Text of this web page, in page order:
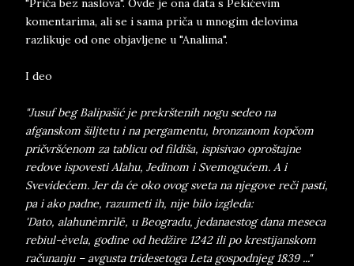
"Priča bez naslova". Ovde je ona data s Pekićevim
komentarima, ali se i sama priča u mnogim delovima
razlikuje od one objavljene u "Analima".
I deo
"Jusuf beg Balipašić je prekrštenih nogu sedeo na
afganskom šiljtetu i na pergamentu, bronzanom kopčom
pričvršćenom za tablicu od fildiša, ispisivao oproštajne
redove ispovesti Alahu, Jedinom i Svemogućem. A i
Svevidećem. Jer da će oko ovog sveta na njegove reči pasti,
pa i ako padne, razumeti ih, nije bilo izgleda:
'Dato, alahunèmrìlē, u Beogradu, jedanaestog dana meseca
rebiul-èvela, godine od hedžire 1242 ili po krestijanskom
računanju – avgusta tridesetoga Leta gospodnjeg 1839 ..."